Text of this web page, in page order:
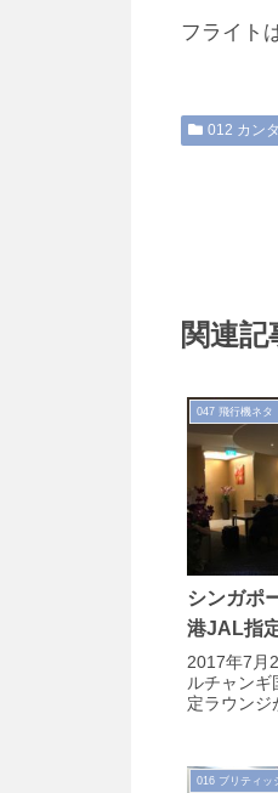
フライト
012 カン
関連記
047 飛行機ネタ
シンガポ
港JAL指
2017年7月
ルチャンギ
定ラウンジ
016 ブリティッ